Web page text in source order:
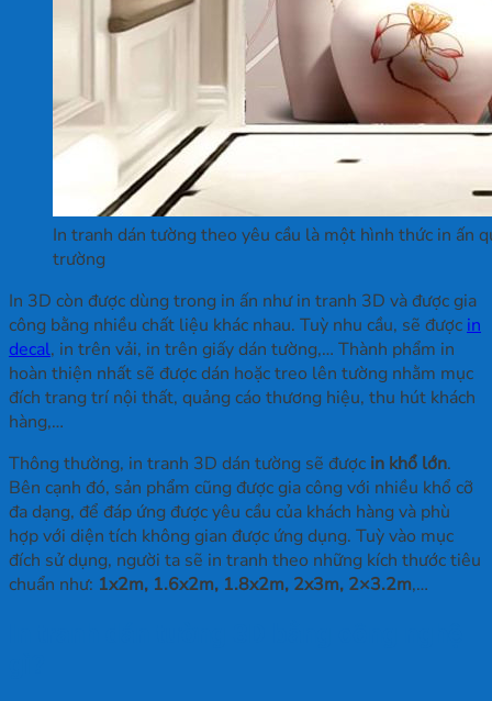
In tranh dán tường theo yêu cầu là một hình thức in ấn
trường
In 3D còn được dùng trong in ấn như in tranh 3D và được gia
công bằng nhiều chất liệu khác nhau. Tuỳ nhu cầu, sẽ đượcin
decal, in trên vải, in trên giấy dán tường,… Thành phẩm in
hoàn thiện nhất sẽ được dán hoặc treo lên tường nhằm mục
đích trang trí nội thất, quảng cáo thương hiệu, thu hút khách
hàng,…
Thông thường, in tranh 3D dán tường sẽ được in khổ lớn.
Bên cạnh đó, sản phẩm cũng được gia công với nhiều khổ cỡ
đa dạng, để đáp ứng được yêu cầu của khách hàng và phù
hợp với diện tích không gian được ứng dụng. Tuỳ vào mục
đích sử dụng, người ta sẽ in tranh theo những kích thước tiêu
chuẩn như: 1x2m, 1.6x2m, 1.8x2m, 2x3m, 2×3.2m,…